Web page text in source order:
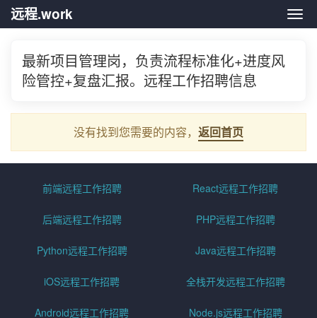
远
远程.work
最新项目管理岗，负责流程标准化+进度风
险管控+复盘汇报。远程工作招聘信息
没有找到您需要的内容， 返回首页
前端远程工作招聘 React远程工作招聘
后端远程工作招聘 PHP远程工作招聘
Python远程工作招聘 Java远程工作招聘
iOS远程工作招聘 全栈开发远程工作招聘
Android远程工作招聘 Node.js远程工作招聘